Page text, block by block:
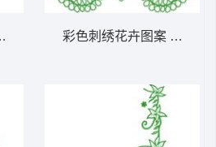
费大花系列1万针以上
彩色刺绣花卉图案 免费大